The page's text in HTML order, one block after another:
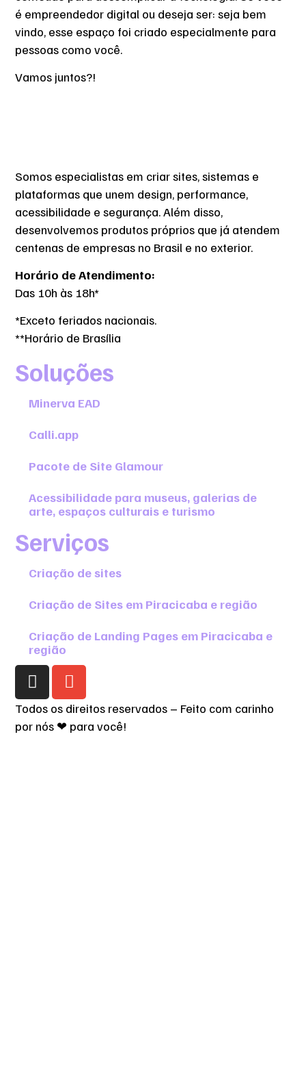
é empreendedor digital ou deseja ser: seja bem
vindo, esse espaço foi criado especialmente para
pessoas como você.
Vamos juntos?!
Somos especialistas em criar sites, sistemas e
plataformas que unem design, performance,
acessibilidade e segurança. Além disso,
desenvolvemos produtos próprios que já atendem
centenas de empresas no Brasil e no exterior.
Horário de Atendimento:
Das 10h às 18h*
*Exceto feriados nacionais.
**Horário de Brasília
Soluções
Minerva EAD
Calli.app
Pacote de Site Glamour
Acessibilidade para museus, galerias de
arte, espaços culturais e turismo
Serviços
Criação de sites
Criação de Sites em Piracicaba e região
Criação de Landing Pages em Piracicaba e
região
Todos os direitos reservados – Feito com carinho
por nós ❤ para você!